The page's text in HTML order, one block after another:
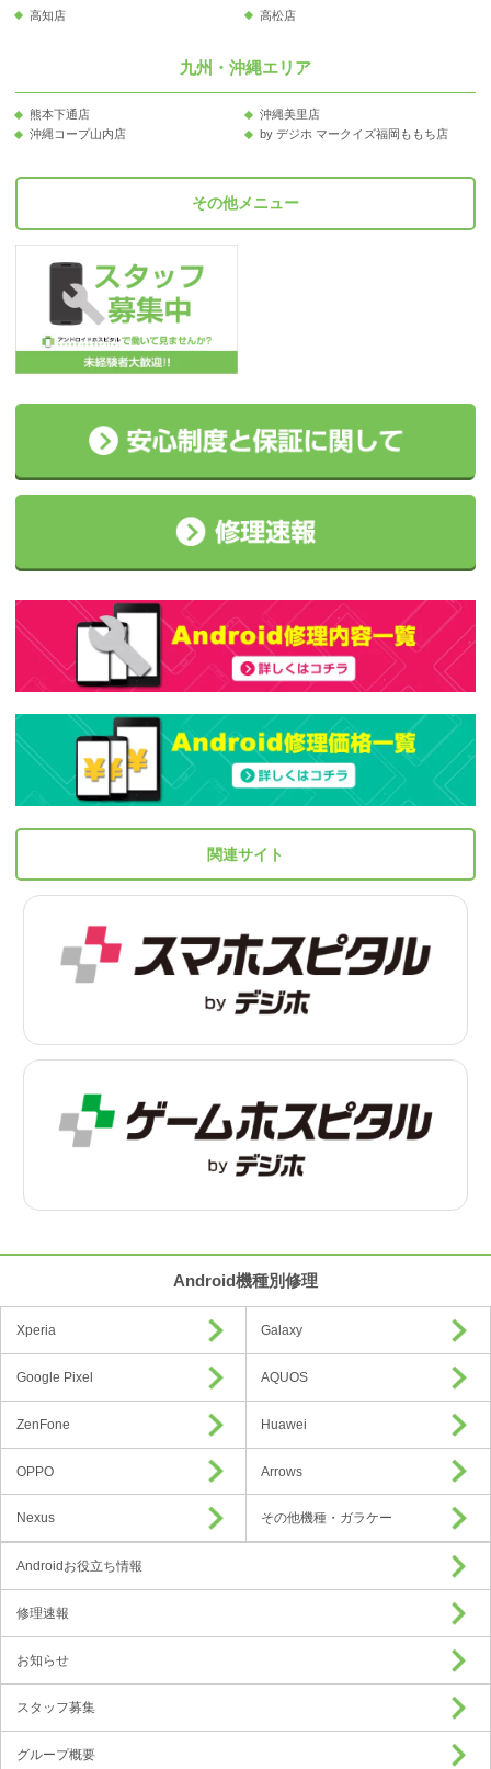
高知店 高松店
九州・沖縄エリア
熊本下通店
沖縄美里店
沖縄コープ山内店
by デジホ マークイズ福岡ももち店
その他メニュー
関連サイト
Android機種別修理
Xperia Galaxy
Google Pixel AQUOS
ZenFone Huawei
OPPO Arrows
Nexus その他機種・ガラケー
Androidお役立ち情報
修理速報
お知らせ
スタッフ募集
グループ概要